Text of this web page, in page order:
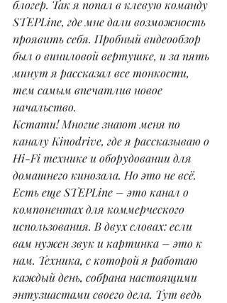
блогер. Так я попал в клевую команду
STEPLine, где мне дали возможность
проявить себя. Пробный видеообзор
был о виниловой вертушке, и за пять
минут я рассказал все тонкости,
тем самым впечатлив новое
начальство.
Кстати! Многие знают меня по
каналу Kinodrive, где я рассказываю о
Hi-Fi технике и оборудовании для
домашнего кинозала. Но это не всё.
Есть еще STEPLine – это канал о
компонентах для коммерческого
использования. В двух словах: если
вам нужен звук и картинка – это к
нам. Техника, с которой я работаю
каждый день, собрана настоящими
энтузиастами своего дела. Тут ведь